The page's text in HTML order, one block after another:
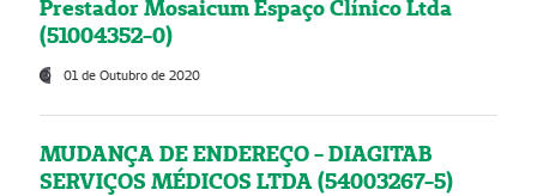
Prestador Mosaicum Espaço Clínico Ltda
(51004352-0)
01 de Outubro de 2020
MUDANÇA DE ENDEREÇO - DIAGITAB
SERVIÇOS MÉDICOS LTDA (54003267-5)